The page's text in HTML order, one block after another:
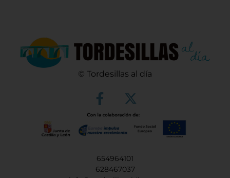
© Tordesillas al día
654964101
628467037